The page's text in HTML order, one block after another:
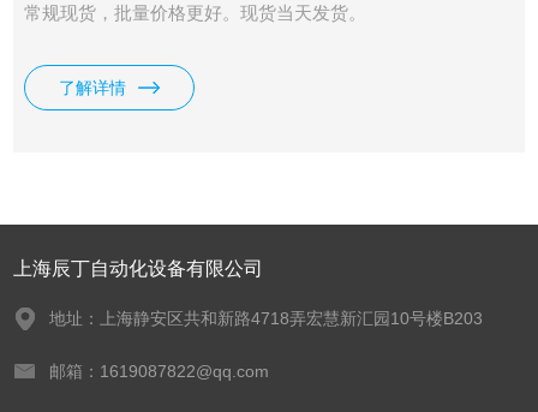
常规现货，批量价格更好。现货当天发货。
了解详情
上海辰丁自动化设备有限公司
地址：上海静安区共和新路4718弄宏慧新汇园10号楼B203
邮箱：1619087822@qq.com